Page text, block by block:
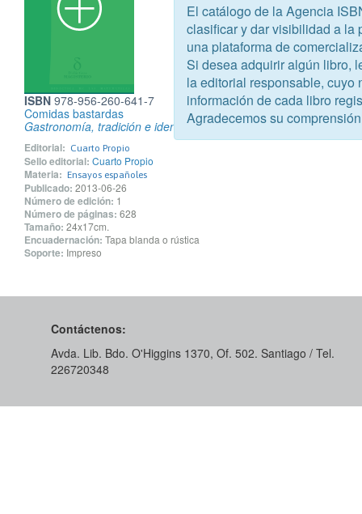
ISBN 978-956-260-641-7
Comidas bastardas
Gastronomía, tradición e identidad en América Latina
Editorial: Cuarto Propio
Sello editorial: Cuarto Propio
Materia: Ensayos españoles
Publicado: 2013-06-26
Número de edición: 1
Número de páginas: 628
Tamaño: 24x17cm.
Encuadernación: Tapa blanda o rústica
Soporte: Impreso
Contáctenos:
Avda. Lib. Bdo. O'Higgins 1370, Of. 502. Santiago / Tel.
226720348
El catálogo de la Agencia
clasificar y dar visibilidad a la
una plataforma de
Si desea adquirir algún libro,
la editorial responsable, cuyo
información de cada libro
Agradecemos su